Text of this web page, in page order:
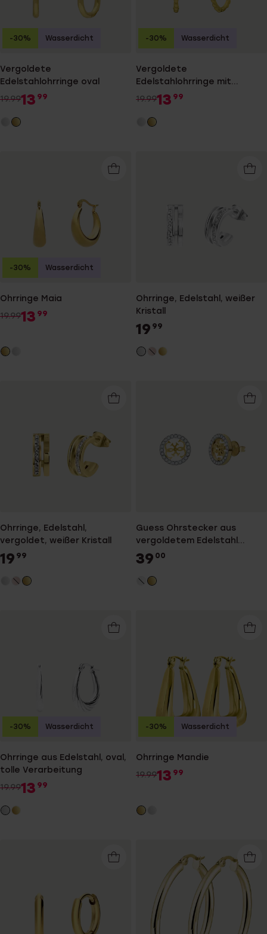
Vergoldete
Edelstahlohrringe oval
19.9913 99
-30% Wasserdicht
Vergoldete
Edelstahlohrringe mit
Zirkonia
19.9913 99
-30% Wasserdicht
Ohrringe Maia
19.9913 99
-30% Wasserdicht
Ohrringe, Edelstahl, weißer
Kristall
19 99
Ohrringe, Edelstahl,
vergoldet, weißer Kristall
19 99
Guess Ohrstecker aus
vergoldetem Edelstahl
STUDS PARTY
39 00
Ohrringe aus Edelstahl, oval,
tolle Verarbeitung
19.9913 99
-30% Wasserdicht
Ohrringe Mandie
19.9913 99
-30% Wasserdicht